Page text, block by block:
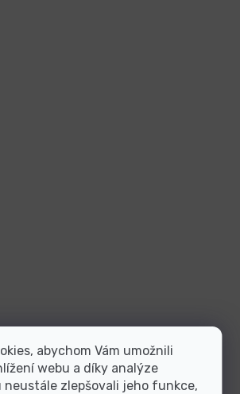
abychom Vám umožnili
webu a díky analýze
neustále zlepšovali jeho funkce,